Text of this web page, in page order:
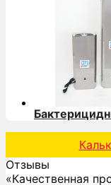
Отзывы
«Качественная